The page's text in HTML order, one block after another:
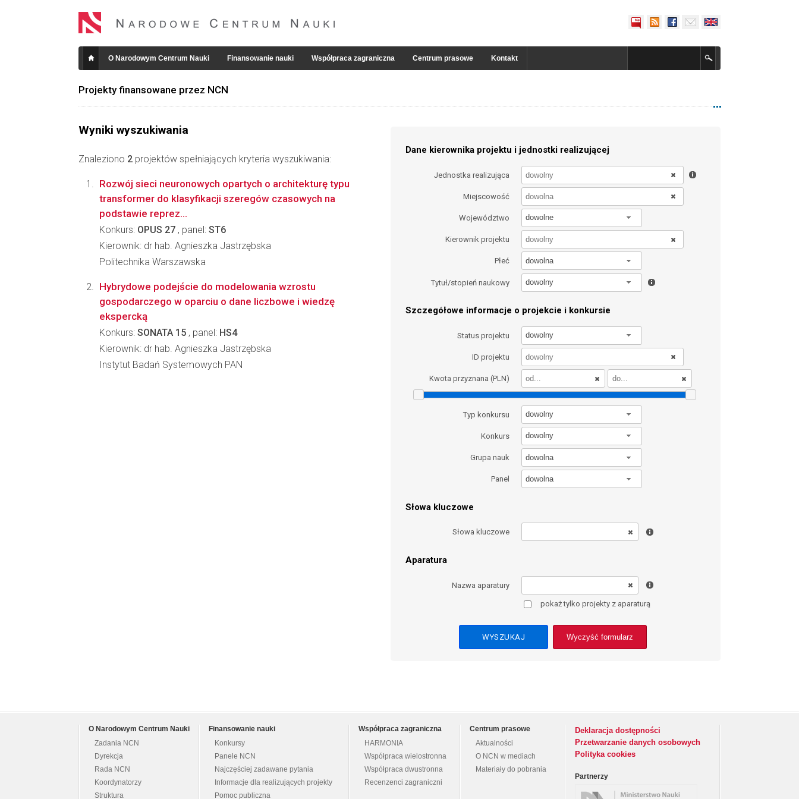
O Narodowym Centrum Nauki Finansowanie nauki Współpraca zagraniczna Centrum prasowe Kontakt
Projekty finansowane przez NCN
Wyniki wyszukiwania
Znaleziono 2 projektów spełniających kryteria wyszukiwania:
Dane kierownika projektu i jednostki realizującej
Jednostka realizująca
Miejscowość
Województwo dowolne
Kierownik projektu
Płeć dowolna
Tytuł/stopień naukowy dowolny
Szczegółowe informacje o projekcie i konkursie
Status projektu dowolny
ID projektu
Kwota przyznana (PLN)
Typ konkursu dowolny
Konkurs dowolny
Grupa nauk dowolna
Panel dowolna
Słowa kluczowe
Słowa kluczowe
Aparatura
Nazwa aparatury
pokaż tylko projekty z aparaturą
Wyczyść formularz
Rozwój sieci neuronowych opartych o architekturę typu
transformer do klasyfikacji szeregów czasowych na
podstawie reprez...
Konkurs: OPUS 27 , panel: ST6
Kierownik: dr hab. Agnieszka Jastrzębska
Politechnika Warszawska
Hybrydowe podejście do modelowania wzrostu
gospodarczego w oparciu o dane liczbowe i wiedzę
ekspercką
Konkurs: SONATA 15 , panel: HS4
Kierownik: dr hab. Agnieszka Jastrzębska
Instytut Badań Systemowych PAN
O Narodowym Centrum Nauki
Zadania NCN
Dyrekcja
Rada NCN
Koordynatorzy
Struktura
Finansowanie nauki
Konkursy
Panele NCN
Najczęściej zadawane pytania
Informacje dla realizujących projekty
Pomoc publiczna
Współpraca zagraniczna
HARMONIA
Współpraca wielostronna
Współpraca dwustronna
Recenzenci zagraniczni
Centrum prasowe
Aktualności
O NCN w mediach
Materiały do pobrania
Deklaracja dostępności
Przetwarzanie danych osobowych
Polityka cookies
Partnerzy